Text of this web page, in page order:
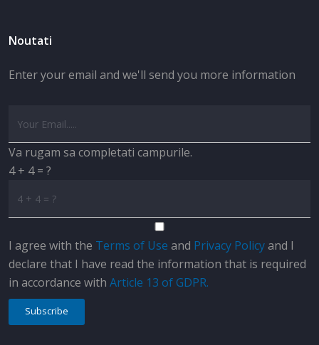
Noutati
Enter your email and we'll send you more information
Va rugam sa completati campurile.
4 + 4 = ?
I agree with the Terms of Use and Privacy Policyand I
declare that I have read the information that is required
in accordance with Article 13 of GDPR.
Subscribe